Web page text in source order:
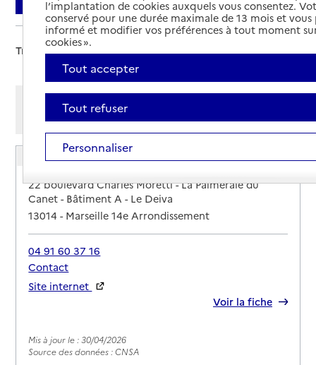
Trier par :
Pôle Info Séniors - Marseille Nord
Adresse
22 boulevard Charles Moretti - La Palmeraie du
Canet - Bâtiment A - Le Deiva
13014-Marseille 14e Arrondissement
04 91 60 37 16
Contact
Site internet
Voir la fiche
Mis à jour le : 30/04/2026
Source des données : CNSA
l’implantation de cookies auxquels vous consentez.
conservé pour une durée maximale de 13 mois et
informé et modifier vos préférences à tout moment
cookies ».
Tout accepter
Tout refuser
Personnaliser